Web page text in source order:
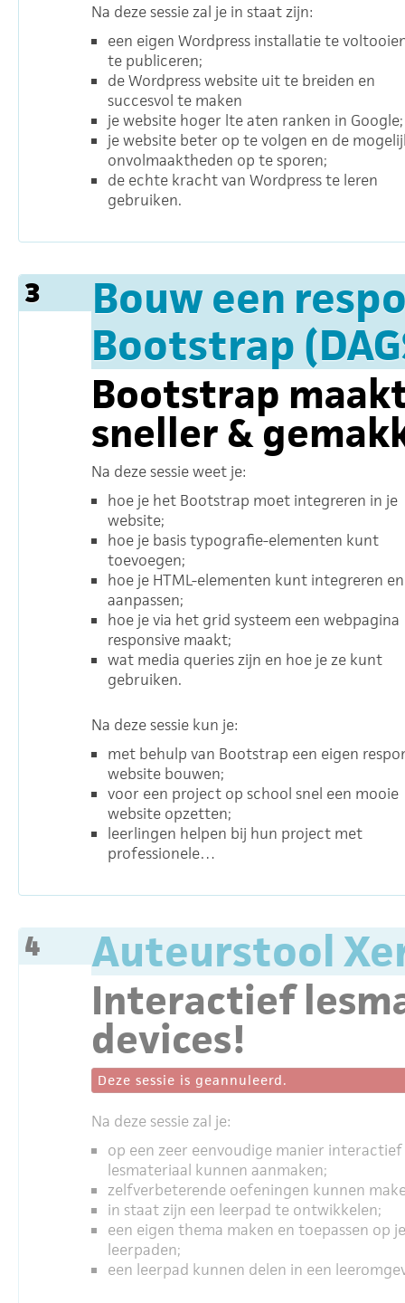
Na deze sessie zal je in staat zijn:
een eigen Wordpress installatie te
te publiceren;
de Wordpress website uit te breiden en
succesvol te maken
je website hoger lte aten ranken in Google;
je website beter op te volgen en de
onvolmaaktheden op te sporen;
de echte kracht van Wordpress te leren
gebruiken.
3
Bouw een
Bootstrap
Bootstrap
sneller &
Na deze sessie weet je:
hoe je het Bootstrap moet integreren in je
website;
hoe je basis typografie-elementen kunt
toevoegen;
hoe je HTML-elementen kunt integreren en
aanpassen;
hoe je via het grid systeem een webpagina
responsive maakt;
wat media queries zijn en hoe je ze kunt
gebruiken.
Na deze sessie kun je:
met behulp van Bootstrap een eigen
website bouwen;
voor een project op school snel een mooie
website opzetten;
leerlingen helpen bij hun project met
professionele…
4 Auteurstool
Interactief
devices!
Deze sessie is geannuleerd.
Na deze sessie zal je:
op een zeer eenvoudige manier interactief
lesmateriaal kunnen aanmaken;
zelfverbeterende oefeningen kunnen
in staat zijn een leerpad te ontwikkelen;
een eigen thema maken en toepassen op je
leerpaden;
een leerpad kunnen delen in een